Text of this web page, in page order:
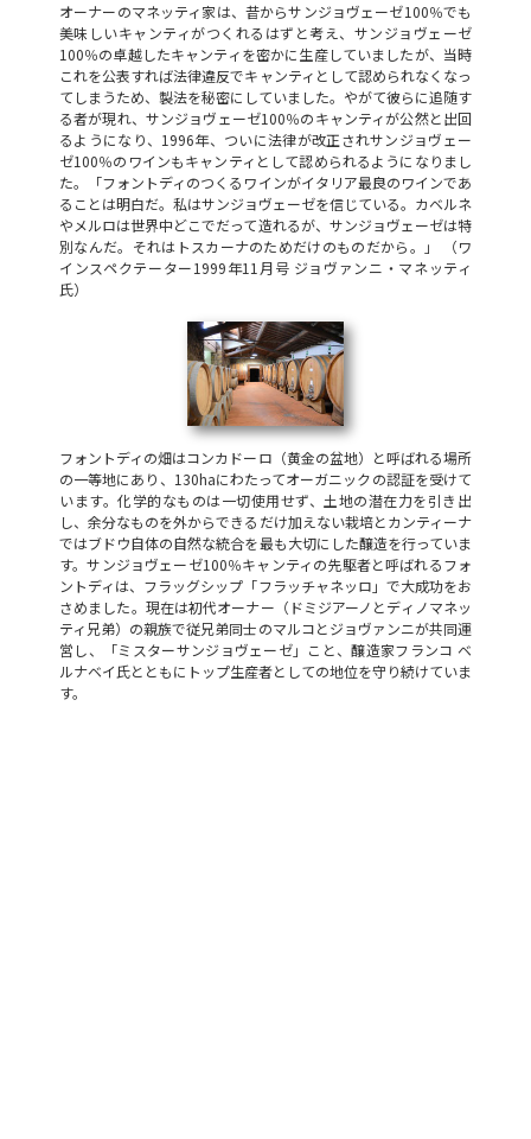
オーナーのマネッティ家は、昔からサンジョヴェーゼ100％でも
美味しいキャンティがつくれるはずと考え、サンジョヴェーゼ
100％の卓越したキャンティを密かに生産していましたが、当時
これを公表すれば法律違反でキャンティとして認められなくなっ
てしまうため、製法を秘密にしていました。やがて彼らに追随す
る者が現れ、サンジョヴェーゼ100％のキャンティが公然と出回
るようになり、1996年、ついに法律が改正されサンジョヴェー
ゼ100％のワインもキャンティとして認められるようになりまし
た。「フォントディのつくるワインがイタリア最良のワインであ
ることは明白だ。私はサンジョヴェーゼを信じている。カベルネ
やメルロは世界中どこでだって造れるが、サンジョヴェーゼは特
別なんだ。それはトスカーナのためだけのものだから。」 （ワ
インスペクテーター1999年11月号 ジョヴァンニ・マネッティ
氏）
フォントディの畑はコンカドーロ（黄金の盆地）と呼ばれる場所
の一等地にあり、130haにわたってオーガニックの認証を受けて
います。化学的なものは一切使用せず、土地の潜在力を引き出
し、余分なものを外からできるだけ加えない栽培とカンティーナ
ではブドウ自体の自然な統合を最も大切にした醸造を行っていま
す。サンジョヴェーゼ100％キャンティの先駆者と呼ばれるフォ
ントディは、フラッグシップ「フラッチャネッロ」で大成功をお
さめました。現在は初代オーナー（ドミジアーノとディノマネッ
ティ兄弟）の親族で従兄弟同士のマルコとジョヴァンニが共同運
営し、「ミスターサンジョヴェーゼ」こと、醸造家フランコ ベ
ルナベイ氏とともにトップ生産者としての地位を守り続けていま
す。